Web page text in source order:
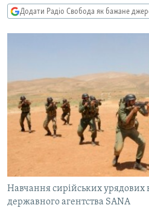
пошуку
ТИ ЯК?
МУЛЬТИМЕДІА
ФОТО
СПЕЦПРОЄКТИ
КРИМ РЕАЛІЇ
РУС
Додати Радіо Свобода як бажане
Навчання сирійських урядових
державного агентства SANA